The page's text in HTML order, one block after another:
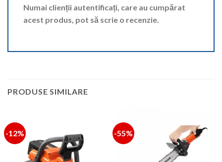
Numai clienții autentificați, care au cumpărat
acest produs, pot să scrie o recenzie.
PRODUSE SIMILARE
-12% -55%